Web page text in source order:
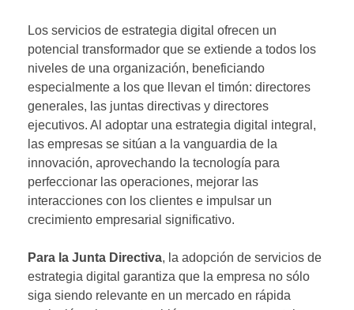
Los servicios de estrategia digital ofrecen un
potencial transformador que se extiende a todos los
niveles de una organización, beneficiando
especialmente a los que llevan el timón: directores
generales, las juntas directivas y directores
ejecutivos. Al adoptar una estrategia digital integral,
las empresas se sitúan a la vanguardia de la
innovación, aprovechando la tecnología para
perfeccionar las operaciones, mejorar las
interacciones con los clientes e impulsar un
crecimiento empresarial significativo.
Para la Junta Directiva, la adopción de servicios de
estrategia digital garantiza que la empresa no sólo
siga siendo relevante en un mercado en rápida